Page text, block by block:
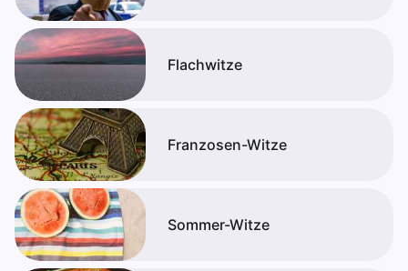
Flachwitze
Franzosen-Witze
Sommer-Witze